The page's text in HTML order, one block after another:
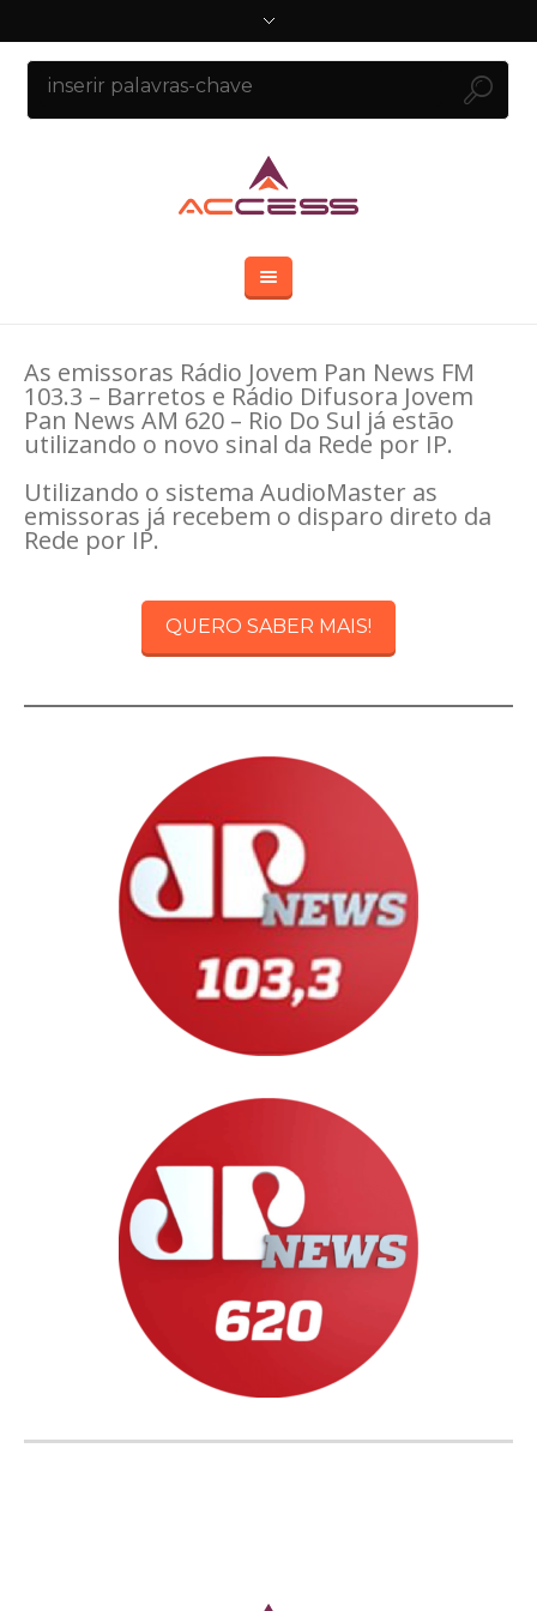
As emissoras Rádio Jovem Pan News FM
103.3 – Barretos e Rádio Difusora Jovem
Pan News AM 620 – Rio Do Sul já estão
utilizando o novo sinal da Rede por IP.
Utilizando o sistema AudioMaster as
emissoras já recebem o disparo direto da
Rede por IP.
QUERO SABER MAIS!